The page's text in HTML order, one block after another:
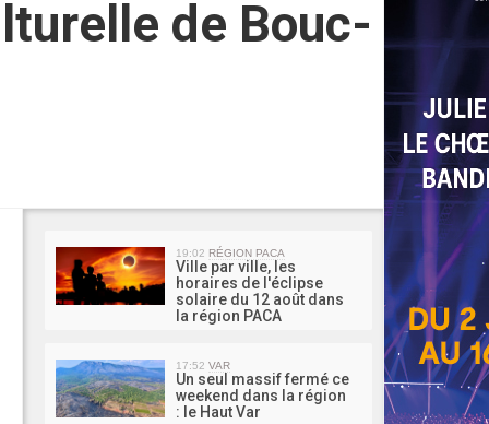
de Bouc-
19:02 RÉGION PACA
Ville par ville, les
horaires de l'éclipse
solaire du 12 août dans
la région PACA
17:52 VAR
Un seul massif fermé ce
weekend dans la région
: le Haut Var